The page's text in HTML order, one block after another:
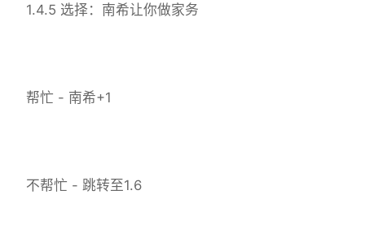
1.4.5 选择：南希让你做家务
帮忙 - 南希+1
不帮忙 - 跳转至1.6